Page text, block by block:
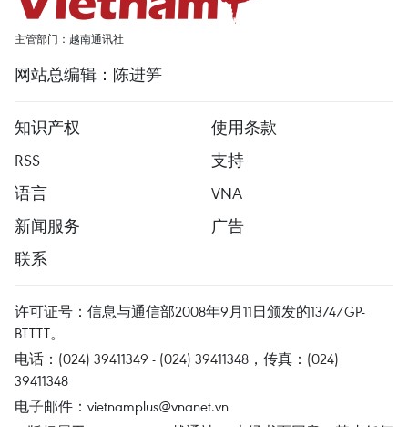
主管部门：越南通讯社
网站总编辑：陈进笋
知识产权
使用条款
RSS
支持
语言
VNA
新闻服务
广告
联系
许可证号：信息与通信部2008年9月11日颁发的1374/GP-
BTTTT。
电话：(024) 39411349 - (024) 39411348，传真：(024)
39411348
电子邮件： vietnamplus@vnanet.vn